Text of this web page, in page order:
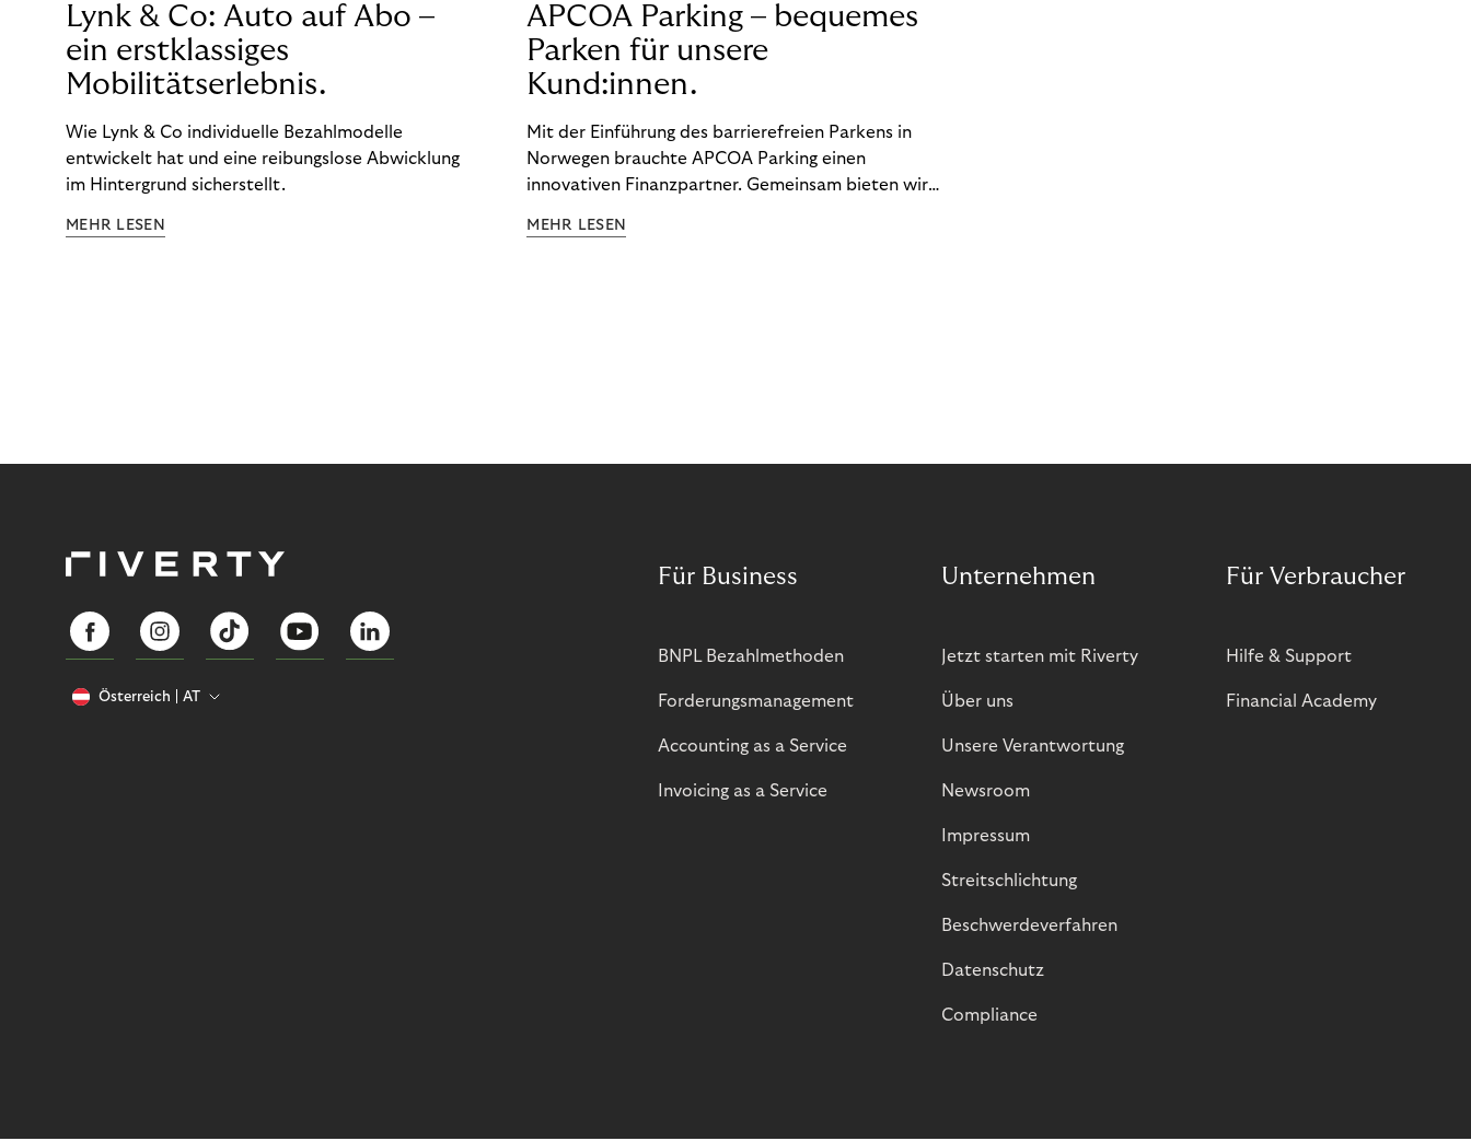
Lynk & Co: Auto auf Abo –
ein erstklassiges
Mobilitätserlebnis.
Wie Lynk & Co individuelle Bezahlmodelle
entwickelt hat und eine reibungslose Abwicklung
im Hintergrund sicherstellt.
MEHR LESEN
APCOA Parking – bequemes
Parken für unsere
Kund:innen.
Mit der Einführung des barrierefreien Parkens in
Norwegen brauchte APCOA Parking einen
innovativen Finanzpartner. Gemeinsam bieten wir
Erlebnis.
MEHR LESEN
Österreich AT
Für Business
BNPL Bezahlmethoden
Forderungsmanagement
Accounting as a Service
Invoicing as a Service
Unternehmen
Jetzt starten mit Riverty
Über uns
Unsere Verantwortung
Newsroom
Impressum
Streitschlichtung
Beschwerdeverfahren
Datenschutz
Compliance
Für Verbraucher
Hilfe & Support
Financial Academy